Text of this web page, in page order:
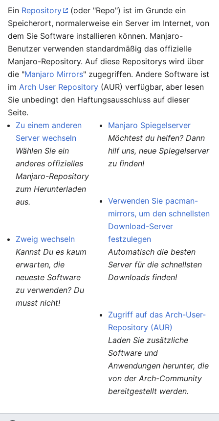
Ein Repository
(oder "Repo") ist im Grunde ein
Speicherort, normalerweise ein Server im Internet, von
dem Sie Software installieren können. Manjaro-
Benutzer verwenden standardmäßig das offizielle
Manjaro-Repository. Auf diese Repositorys wird über
die "Manjaro Mirrors" zugegriffen. Andere Software ist
im Arch User Repository (AUR) verfügbar, aber lesen
Sie unbedingt den Haftungsausschluss auf dieser
Seite.
Zu einem anderen
Server wechseln
Wählen Sie ein
anderes offizielles
Manjaro-Repository
zum Herunterladen
aus.
Zweig wechseln
Kannst Du es kaum
erwarten, die
neueste Software
zu verwenden? Du
musst nicht!
Manjaro Spiegelserver
Möchtest du helfen? Dann
hilf uns, neue Spiegelserver
zu finden!
Verwenden Sie pacman-
mirrors, um den schnellsten
Download-Server
festzulegen
Automatisch die besten
Server für die schnellsten
Downloads finden!
Zugriff auf das Arch-User-
Repository (AUR)
Laden Sie zusätzliche
Software und
Anwendungen herunter, die
von der Arch-Community
bereitgestellt werden.